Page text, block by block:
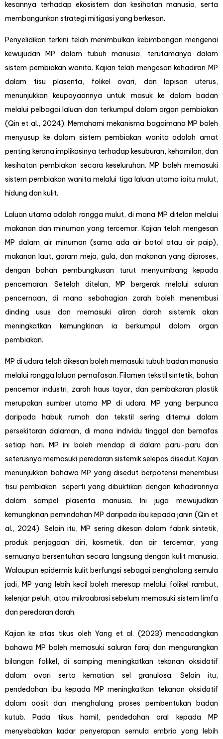
kesannya terhadap ekosistem dan kesihatan manusia, serta
membangunkan strategi mitigasi yang berkesan.
Penyelidikan terkini telah menimbulkan kebimbangan mengenai
kewujudan MP dalam tubuh manusia, terutamanya dalam
sistem pembiakan wanita. Kajian telah mengesan kehadiran MP
dalam tisu plasenta, folikel ovari, dan lapisan uterus,
menunjukkan keupayaannya untuk masuk ke dalam badan
melalui pelbagai laluan dan terkumpul dalam organ pembiakan
(Qin et al., 2024). Memahami mekanisma bagaimana MP boleh
menyusup ke dalam sistem pembiakan wanita adalah amat
penting kerana implikasinya terhadap kesuburan, kehamilan, dan
kesihatan pembiakan secara keseluruhan. MP boleh memasuki
sistem pembiakan wanita melalui tiga laluan utama iaitu mulut,
hidung dan kulit.
Laluan utama adalah rongga mulut, di mana MP ditelan melalui
makanan dan minuman yang tercemar. Kajian telah mengesan
MP dalam air minuman (sama ada air botol atau air paip),
makanan laut, garam meja, gula, dan makanan yang diproses,
dengan bahan pembungkusan turut menyumbang kepada
pencemaran. Setelah ditelan, MP bergerak melalui saluran
pencernaan, di mana sebahagian zarah boleh menembusi
dinding usus dan memasuki aliran darah sistemik akan
meningkatkan kemungkinan ia berkumpul dalam organ
pembiakan.
MP di udara telah dikesan boleh memasuki tubuh badan manusia
melalui rongga laluan pernafasan. Filamen tekstil sintetik, bahan
pencemar industri, zarah haus tayar, dan pembakaran plastik
merupakan sumber utama MP di udara. MP yang berpunca
daripada habuk rumah dan tekstil sering ditemui dalam
persekitaran dalaman, di mana individu tinggal dan bernafas
setiap hari. MP ini boleh mendap di dalam paru-paru dan
seterusnya memasuki peredaran sistemik selepas disedut. Kajian
menunjukkan bahawa MP yang disedut berpotensi menembusi
tisu pembiakan, seperti yang dibuktikan dengan kehadirannya
dalam sampel plasenta manusia. Ini juga mewujudkan
kemungkinan pemindahan MP daripada ibu kepada janin (Qin et
al., 2024). Selain itu, MP sering dikesan dalam fabrik sintetik,
produk penjagaan diri, kosmetik, dan air tercemar, yang
semuanya bersentuhan secara langsung dengan kulit manusia.
Walaupun epidermis kulit berfungsi sebagai penghalang semula
jadi, MP yang lebih kecil boleh meresap melalui folikel rambut,
kelenjar peluh, atau mikroabrasi sebelum memasuki sistem limfa
dan peredaran darah.
Kajian ke atas tikus oleh Yang et al. (2023) mencadangkan
bahawa MP boleh memasuki saluran faraj dan mengurangkan
bilangan folikel, di samping meningkatkan tekanan oksidatif
dalam ovari serta kematian sel granulosa. Selain itu,
pendedahan ibu kepada MP meningkatkan tekanan oksidatif
dalam oosit dan menghalang proses pembentukan badan
kutub. Pada tikus hamil, pendedahan oral kepada MP
menyebabkan kadar penyerapan semula embrio yang lebih